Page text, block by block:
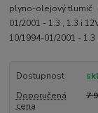
plyno-olejový tlumič
01/2001 - 1.3 , 1.3 i
10/1994-01/2001 - 1.3
Dostupnost
Doporučená
cena
7